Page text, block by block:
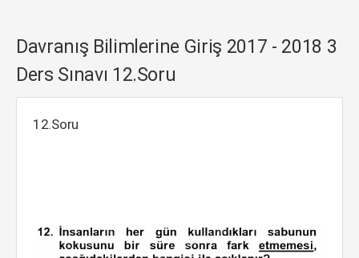
Davranış Bilimlerine Giriş 2017 - 2018 3
Ders Sınavı 12.Soru
12.Soru